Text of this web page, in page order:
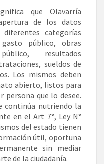
que Olavarría
de los datos
categorías
público, obras
resultados
sueldos de
Los mismos deben
abierto, listos para
persona que lo desee.
continúa nutriendo la
en el Art 7°, Ley N°
del estado tienen
útil, oportuna
sin mediar
de la ciudadanía.